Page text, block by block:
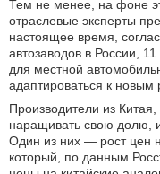
Тем не менее, на фоне
отраслевые эксперты
настоящее время,
автозаводов в России,
для местной
адаптироваться к
Производители из
наращивать свою долю,
Один из них — рост цен
который, по данным